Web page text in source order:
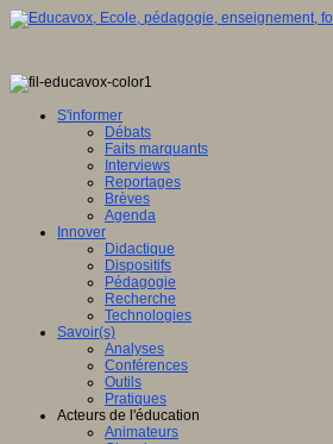
S'informer
Débats
Faits marquants
Interviews
Reportages
Brèves
Agenda
Innover
Didactique
Dispositifs
Pédagogie
Recherche
Technologies
Savoir(s)
Analyses
Conférences
Outils
Pratiques
Acteurs de l'éducation
Animateurs